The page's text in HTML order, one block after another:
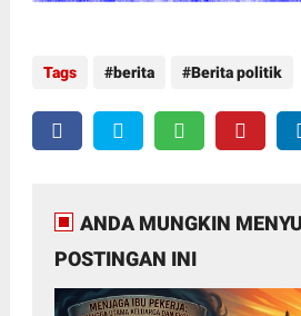
Tags berita Berita politik
ANDA MUNGKIN
POSTINGAN INI